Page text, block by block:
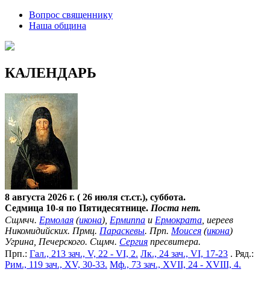
Вопрос священнику
Наша община
КАЛЕНДАРЬ
8 августа 2026 г. ( 26 июля ст.ст.), суббота.
Седмица 10-я по Пятидесятнице. Поста нет.
Сщмчч. Ермолая (икона), Ермиппа и Ермократа , иереев
Никомидийских. Прмц. Параскевы. Прп. Моисея (икона)
Угрина, Печерского. Сщмч. Сергия пресвитера.
Прп.: Гал., 213 зач., V, 22 - VI, 2. Лк., 24 зач., VI, 17-23 . Ряд.:
Рим., 119 зач., XV, 30-33. Мф., 73 зач., XVII, 24 - XVIII, 4.